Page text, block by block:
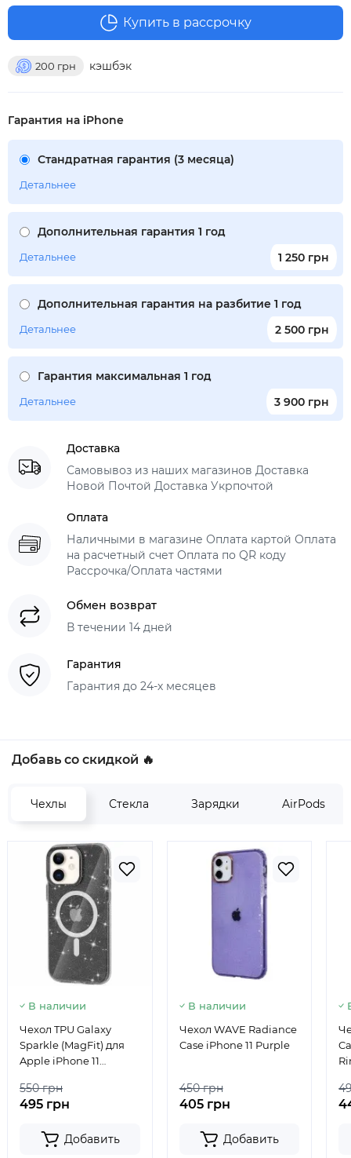
200 грн кэшбэк
Купить в рассрочку
Гарантия на iPhone
Стандратная гарантия (3 месяца)
Детальнее
Дополнительная гарантия 1 год
1 250 грн
Детальнее
Дополнительная гарантия на разбитие 1 год
2 500 грн
Детальнее
Гарантия максимальная 1 год
3 900 грн
Детальнее
Доставка
Самовывоз из наших магазинов Доставка
Новой Почтой Доставка Укрпочтой
Оплата
Наличными в магазине Оплата картой Оплата
на расчетный счет Оплата по QR коду
Рассрочка/Оплата частями
Обмен возврат
В течении 14 дней
Гарантия
Гарантия до 24-х месяцев
Добавь со скидкой 🔥
Чехлы Стекла Зарядки AirPods
В наличии
Чехол TPU Galaxy
Sparkle (MagFit) для
Apple iPhone 11
550 грн
495 грн
Добавить
В наличии
Чехол WAVE Radiance
Case iPhone 11 Purple
450 грн
405 грн
Добавить